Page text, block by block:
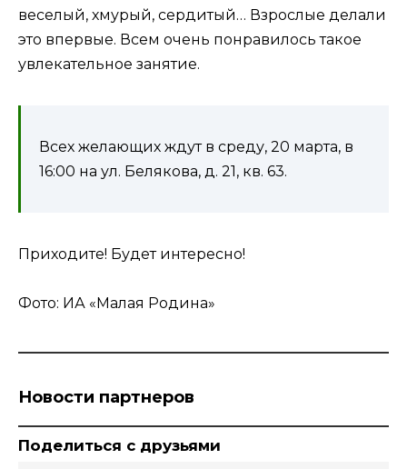
веселый, хмурый, сердитый… Взрослые делали
это впервые. Всем очень понравилось такое
увлекательное занятие.
Всех желающих ждут в среду, 20 марта, в
16:00 на ул. Белякова, д. 21, кв. 63.
Приходите! Будет интересно!
Фото: ИА «Малая Родина»
Новости партнеров
Поделиться с друзьями